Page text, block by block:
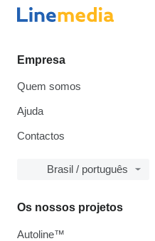
Empresa
Quem somos
Ajuda
Contactos
Brasil / português
Os nossos projetos
Autoline™